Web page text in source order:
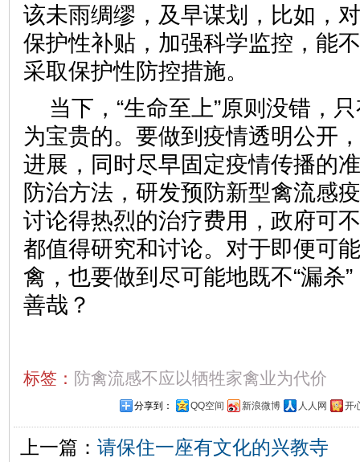
该未雨绸缪，及早谋划，比如，
保护性补贴，加强科学监控，能
采取保护性防控措施。
当下，“生命至上”原则没错，
为宝贵的。要做到疫情透明公开
进展，同时尽早固定疫情传播的
防治方法，研发预防新型禽流感
讨论得热烈的治疗费用，政府可
都值得研究和讨论。对于即便可
禽，也要做到尽可能地既不“漏杀”
善哉？
标签： 防禽流感不应以牺牲家禽业为代价
分享到： QQ空间 新浪微博 人人网 开
上一篇： 请保住一座有文化的兴教寺